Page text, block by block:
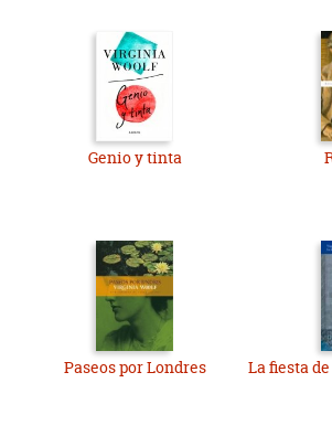
Genio y tinta
Paseos por Londres La fiesta